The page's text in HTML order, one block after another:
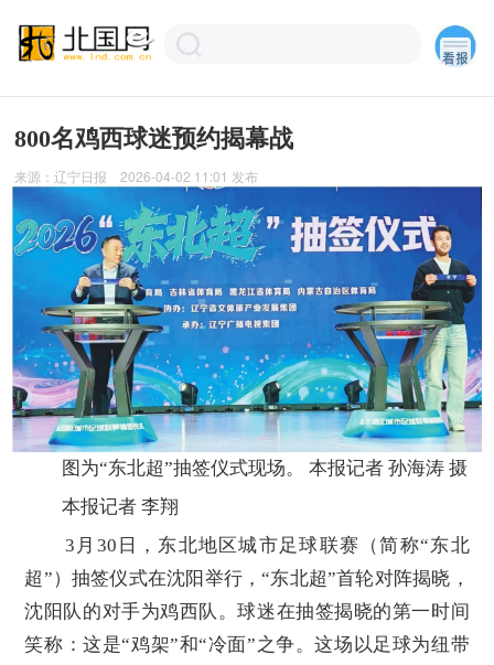
800名鸡西球迷预约揭幕战
来源：辽宁日报 2026-04-02 11:01 发布
图为“东北超”抽签仪式现场。 本报记者 孙海涛 摄
本报记者 李翔
3月30日，东北地区城市足球联赛（简称“东北
超”）抽签仪式在沈阳举行，“东北超”首轮对阵揭晓，
沈阳队的对手为鸡西队。球迷在抽签揭晓的第一时间
笑称：这是“鸡架”和“冷面”之争。这场以足球为纽带